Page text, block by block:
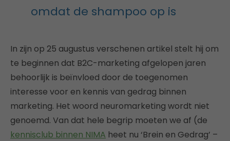
omdat de shampoo op is
In zijn op 25 augustus verschenen artikel stelt hij om
te beginnen dat B2C-marketing afgelopen jaren
behoorlijk is beïnvloed door de toegenomen
interesse voor en kennis van gedrag binnen
marketing. Het woord neuromarketing wordt niet
genoemd. Van dat hele begrip moeten we af (de
kennisclub binnen NIMA heet nu ‘Brein en Gedrag’ –